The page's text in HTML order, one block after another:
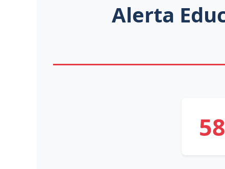
Alerta